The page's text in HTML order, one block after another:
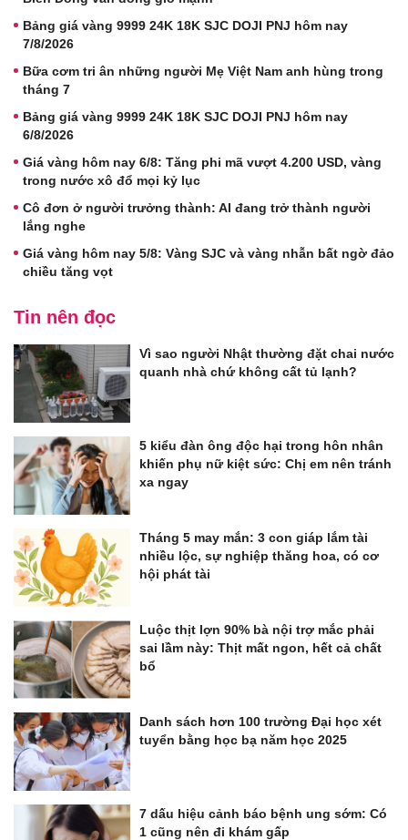
Bảng giá vàng 9999 24K 18K SJC DOJI PNJ hôm nay
7/8/2026
Bữa cơm tri ân những người Mẹ Việt Nam anh hùng trong
tháng 7
Bảng giá vàng 9999 24K 18K SJC DOJI PNJ hôm nay
6/8/2026
Giá vàng hôm nay 6/8: Tăng phi mã vượt 4.200 USD, vàng
trong nước xô đổ mọi kỷ lục
Cô đơn ở người trưởng thành: AI đang trở thành người
lắng nghe
Giá vàng hôm nay 5/8: Vàng SJC và vàng nhẫn bất ngờ đảo
chiều tăng vọt
Tin nên đọc
Vì sao người Nhật thường đặt chai nước
quanh nhà chứ không cất tủ lạnh?
5 kiểu đàn ông độc hại trong hôn nhân
khiến phụ nữ kiệt sức: Chị em nên tránh
xa ngay
Tháng 5 may mắn: 3 con giáp lắm tài
nhiều lộc, sự nghiệp thăng hoa, có cơ
hội phát tài
Luộc thịt lợn 90% bà nội trợ mắc phải
sai lầm này: Thịt mất ngon, hết cả chất
bổ
Danh sách hơn 100 trường Đại học xét
tuyển bằng học bạ năm học 2025
7 dấu hiệu cảnh báo bệnh ung sớm: Có
1 cũng nên đi khám gấp